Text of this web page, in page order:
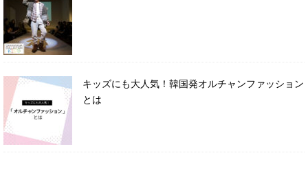
キッズにも大人気！韓国発オルチャンファッション
とは